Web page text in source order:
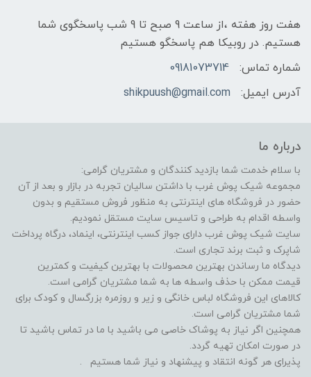
هفت روز هفته ،از ساعت 9 صبح تا 9 شب پاسخگوی شما
هستیم. در روبیکا هم پاسخگو هستیم
شماره تماس:
09181073714
آدرس ایمیل:
shikpuush@gmail.com
درباره ما
با سلام خدمت شما بازدید کنندگان و مشتریان گرامی:
مجموعه شیک پوش غرب با داشتن سالیان تجربه در بازار و بعد از آن
حضور در فروشگاه های اینترنتی به منظور فروش مستقیم و بدون
واسطه اقدام به طراحی و تاسیس سایت مستقل نمودیم.
سایت شیک پوش غرب دارای جواز کسب اینترنتی، اینماد، درگاه پرداخت
شاپرک و ثبت برند تجاری است.
دیدگاه ما رساندن بهترین محصولات با بهترین کیفیت و کمترین
قیمت ممکن با حذف واسطه ها به شما مشتریان گرامی است.
کالاهای این فروشگاه لباس خانگی و زیر و روزمره بزرگسال و کودک برای
شما مشتریان گرامی است.
همچنین اگر نیاز به پوشاک خاصی می باشید با ما در تماس باشید تا
در صورت امکان تهیه گردد.
پذیرای هر گونه انتقاد و پیشنهاد و نیاز شما هستیم .